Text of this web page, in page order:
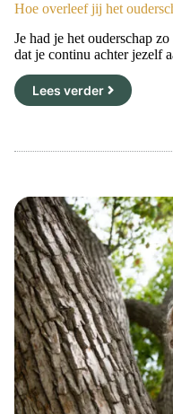
Hoe overleef jij het
Je had je het ouderschap
dat je continu achter jezelf
Lees verder